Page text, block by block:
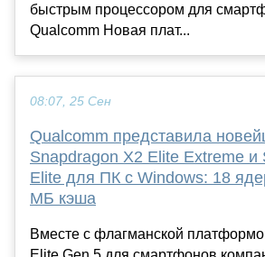
быстрым процессором для
Qualcomm Новая плат...
08:07, 25 Сен
Qualcomm представила
Snapdragon X2 Elite Extreme и
Elite для ПК с Windows: 18
МБ кэша
Вместе с флагманской